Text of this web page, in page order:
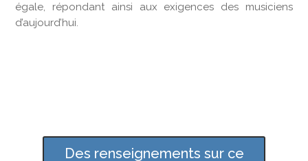
égale, répondant ainsi aux exigences des musiciens
d’aujourd’hui.
Des renseignements sur ce